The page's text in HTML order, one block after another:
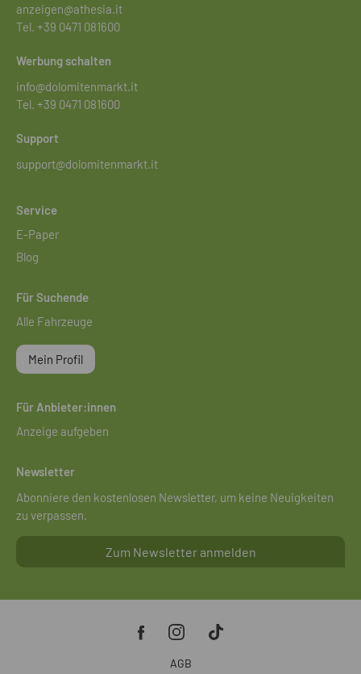
anzeigen@athesia.it
Tel. +39 0471 081600
Werbung schalten
info@dolomitenmarkt.it
Tel. +39 0471 081600
Support
support@dolomitenmarkt.it
Service
E-Paper
Blog
Für Suchende
Alle Fahrzeuge
Mein Profil
Für Anbieter:innen
Anzeige aufgeben
Newsletter
Abonniere den kostenlosen Newsletter, um keine Neuigkeiten
zu verpassen.
Zum Newsletter anmelden
AGB